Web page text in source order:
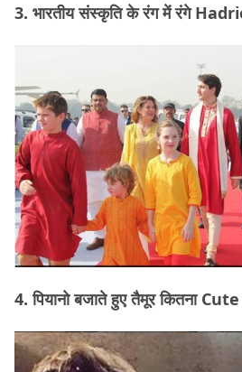
3. भारतीय संस्कृति के रंग में रंगे
4. पियानो बजाते हुए तैमूर कितना